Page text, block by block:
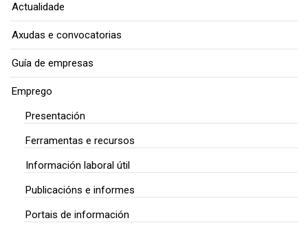
Actualidade
Axudas e convocatorias
Guía de empresas
Emprego
Presentación
Ferramentas e recursos
Información laboral útil
Publicacións e informes
Portais de información